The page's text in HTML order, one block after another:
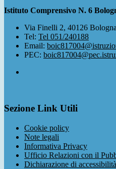
Istituto Comprensivo N. 6
Via Finelli 2, 40126 Bologna
Tel: Tel 051/240188
Email:
PEC:
Sezione Link Utili
Cookie policy
Note legali
Informativa Privacy
Ufficio Relazioni con il
Dichiarazione di accessibilità